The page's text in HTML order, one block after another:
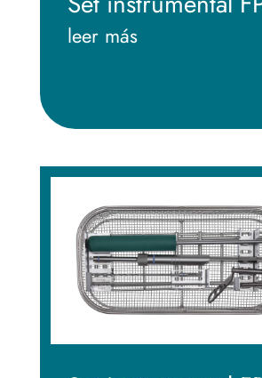
leer más